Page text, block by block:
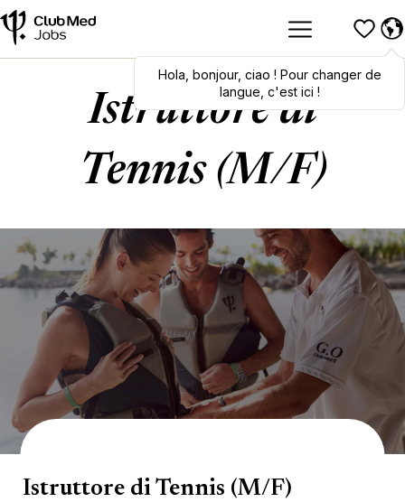
Hola,bonjour,ciao! To switch
languages, click here!
Hola bonjour, ciao ! Pour changer de
langue, c'est ici !
Istruttore di
Tennis (M/F)
Sport terrestri
Istruttore di Tennis (M/F)